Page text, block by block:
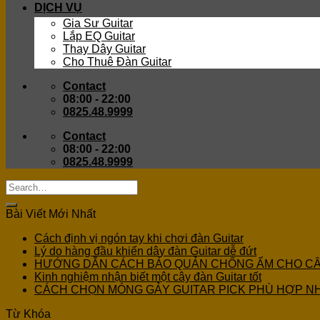
DỊCH VỤ
Gia Sư Guitar
Lắp EQ Guitar
Thay Dây Guitar
Cho Thuê Đàn Guitar
Contact
08:00 - 22:00
0825.48.9999
Contact
08:00 - 22:00
0825.48.9999
Bài Viết Mới Nhất
Cách định vị ngón tay khi chơi đàn Guitar
Lý do hàng đầu khiến dây đàn Guitar dễ đứt
HƯỚNG DẪN CÁCH BẢO QUẢN CHỐNG ẨM CHO
Kinh nghiệm nhận biết một cây đàn Guitar tốt
CÁCH CHỌN MÓNG GẢY GUITAR PICK PHÙ HỢP
Từ Khóa